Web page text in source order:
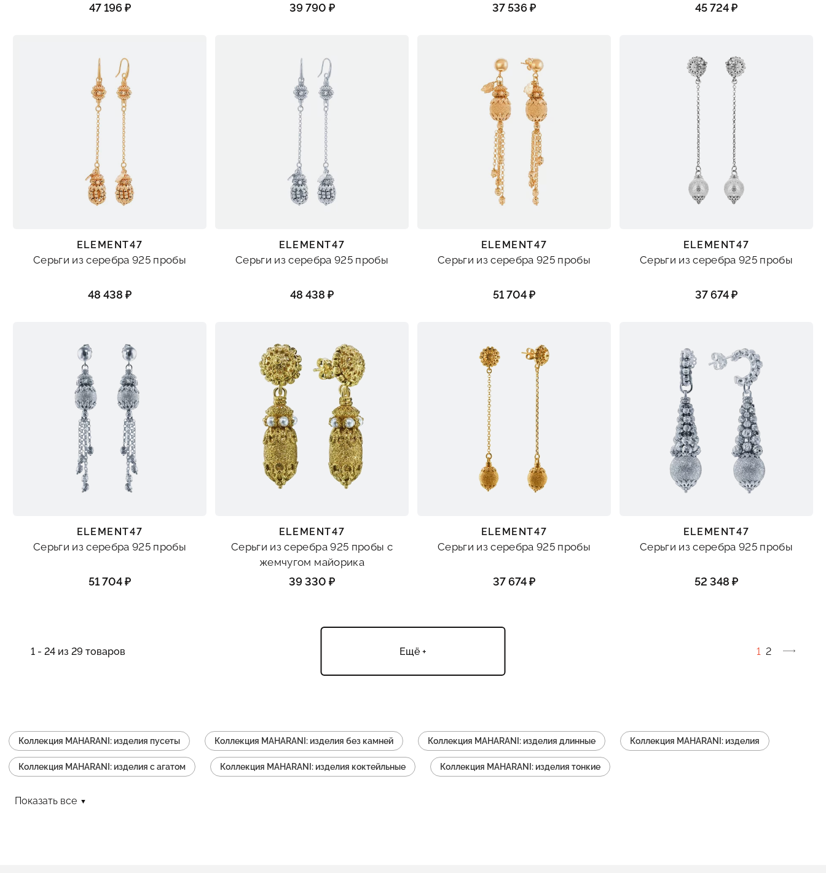
47 196 ₽ 39 790 ₽ 37 536 ₽ 45 724 ₽
ELEMENT47
Серьги из серебра 925 пробы
48 438 ₽
ELEMENT47
Серьги из серебра 925 пробы
48 438 ₽
ELEMENT47
Серьги из серебра 925 пробы
51 704 ₽
ELEMENT47
Серьги из серебра 925 пробы
37 674 ₽
ELEMENT47
Серьги из серебра 925 пробы
51 704 ₽
ELEMENT47
Серьги из серебра 925 пробы с
жемчугом майорика
39 330 ₽
ELEMENT47
Серьги из серебра 925 пробы
37 674 ₽
ELEMENT47
Серьги из серебра 925 пробы
52 348 ₽
1 - 24 из 29 товаров 1 2
Ещё +
Коллекция MAHARANI: изделия пусеты Коллекция MAHARANI: изделия без камней Коллекция MAHARANI: изделия длинные Коллекция MAHARANI: изделия
Коллекция MAHARANI: изделия с агатом Коллекция MAHARANI: изделия коктейльные Коллекция MAHARANI: изделия тонкие
Показать все